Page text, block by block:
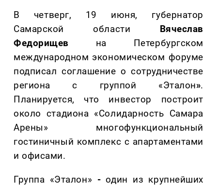
В четверг, 19 июня, губернатор
Самарской области
Вячеслав
Федорищев на Петербургском
международном экономическом форуме
подписал соглашение о сотрудничестве
региона с группой «Эталон».
Планируется, что инвестор построит
около стадиона «Солидарность Самара
Арены» многофункциональный
гостиничный комплекс с апартаментами
и офисами.
Группа «Эталон» - один из крупнейших